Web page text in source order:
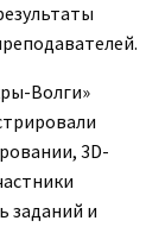
Волги»
3D-
заданий и